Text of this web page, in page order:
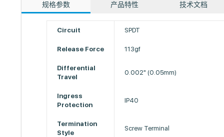
规格参数 产品特性 技术文档
Circuit SPDT
Release Force 113gf
Differential
Travel
0.002" (0.05mm)
Ingress
Protection
IP40
Termination
Style
Screw Terminal